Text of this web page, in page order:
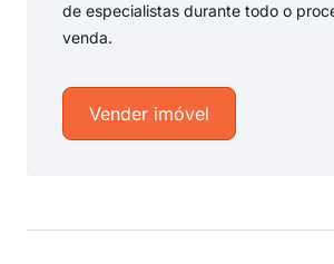
de especialistas durante todo o
venda.
Vender imóvel